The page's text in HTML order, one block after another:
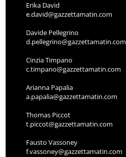
Erika David
e.david@gazzettamatin.com
Davide Pellegrino
d.pellegrino@gazzettamatin.com
Cinzia Timpano
c.timpano@gazzettamatin.com
Arianna Papalia
a.papalia@gazzettamatin.com
Thomas Piccot
t.piccot@gazzettamatin.com
Fausto Vassoney
f.vassoney@gazzettamatin.com